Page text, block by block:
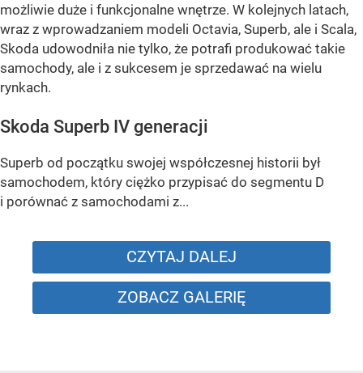
możliwie duże i funkcjonalne wnętrze. W kolejnych latach,
wraz z wprowadzaniem modeli Octavia, Superb, ale i Scala,
Skoda udowodniła nie tylko, że potrafi produkować takie
samochody, ale i z sukcesem je sprzedawać na wielu
rynkach.
Skoda Superb IV generacji
Superb od początku swojej współczesnej historii był
samochodem, który ciężko przypisać do segmentu D
i porównać z samochodami z...
CZYTAJ DALEJ
ZOBACZ GALERIĘ